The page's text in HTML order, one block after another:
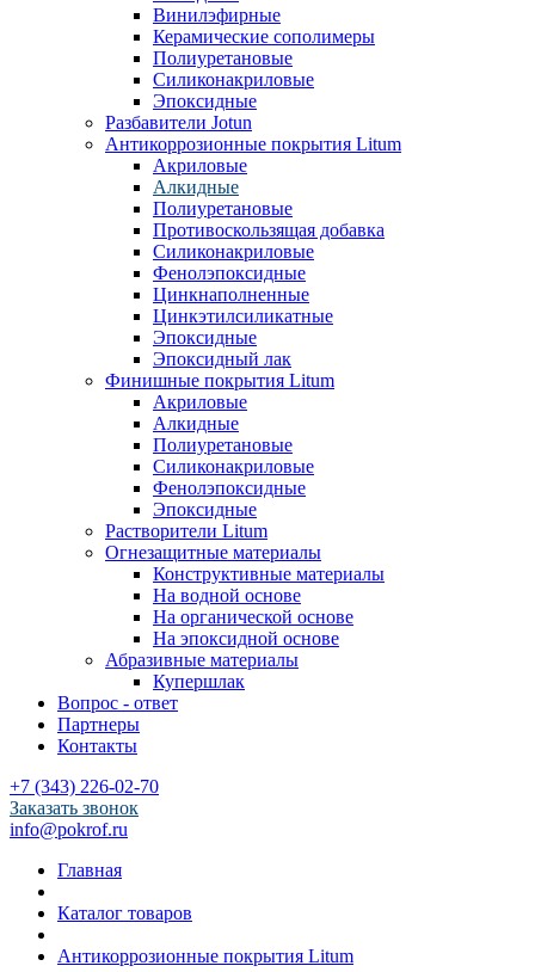
Винилэфирные
Керамические сополимеры
Полиуретановые
Силиконакриловые
Эпоксидные
Разбавители Jotun
Антикоррозионные покрытия Litum
Акриловые
Алкидные
Полиуретановые
Противоскользящая добавка
Силиконакриловые
Фенолэпоксидные
Цинкнаполненные
Цинкэтилсиликатные
Эпоксидные
Эпоксидный лак
Финишные покрытия Litum
Акриловые
Алкидные
Полиуретановые
Силиконакриловые
Фенолэпоксидные
Эпоксидные
Растворители Litum
Огнезащитные материалы
Конструктивные материалы
На водной основе
На органической основе
На эпоксидной основе
Абразивные материалы
Купершлак
Вопрос - ответ
Партнеры
Контакты
+7 (343) 226-02-70
Заказать звонок
info@pokrof.ru
Главная
Каталог товаров
Антикоррозионные покрытия Litum